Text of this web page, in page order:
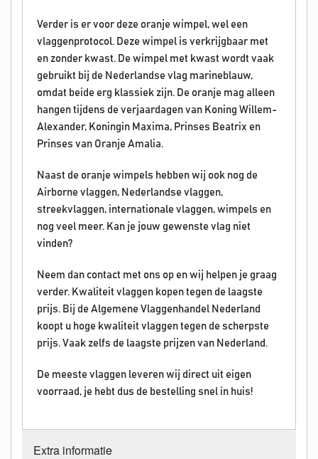
Verder is er voor deze oranje wimpel, wel een
vlaggenprotocol. Deze wimpel is verkrijgbaar met
en zonder kwast. De wimpel met kwast wordt vaak
gebruikt bij de Nederlandse vlag marineblauw,
omdat beide erg klassiek zijn. De oranje mag alleen
hangen tijdens de verjaardagen van Koning Willem-
Alexander, Koningin Maxima, Prinses Beatrix en
Prinses van Oranje Amalia.
Naast de oranje wimpels hebben wij ook nog de
Airborne vlaggen, Nederlandse vlaggen,
streekvlaggen, internationale vlaggen, wimpels en
nog veel meer. Kan je jouw gewenste vlag niet
vinden?
Neem dan contact met ons op en wij helpen je graag
verder. Kwaliteit vlaggen kopen tegen de laagste
prijs. Bij de Algemene Vlaggenhandel Nederland
koopt u hoge kwaliteit vlaggen tegen de scherpste
prijs. Vaak zelfs de laagste prijzen van Nederland.
De meeste vlaggen leveren wij direct uit eigen
voorraad, je hebt dus de bestelling snel in huis!
Extra informatie